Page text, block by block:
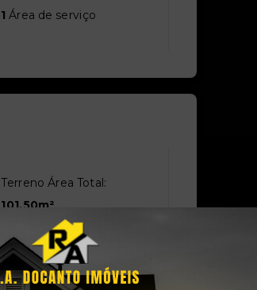
1 Área de serviço
Terreno Área Total:
101,50m²